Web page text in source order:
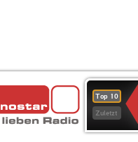
Top 10
Zuletzt